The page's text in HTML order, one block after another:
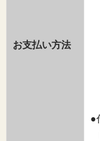
お支払い方法
●